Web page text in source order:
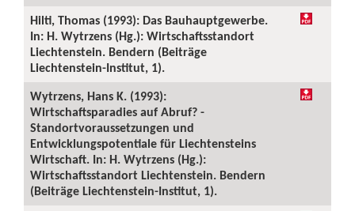
Hilti, Thomas (1993): Das Bauhauptgewerbe.
In: H. Wytrzens (Hg.): Wirtschaftsstandort
Liechtenstein. Bendern (Beiträge
Liechtenstein-Institut, 1).
Wytrzens, Hans K. (1993):
Wirtschaftsparadies auf Abruf? -
Standortvoraussetzungen und
Entwicklungspotentiale für Liechtensteins
Wirtschaft. In: H. Wytrzens (Hg.):
Wirtschaftsstandort Liechtenstein. Bendern
(Beiträge Liechtenstein-Institut, 1).